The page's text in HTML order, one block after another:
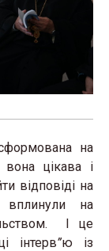
на
вона цікава і
відповіді на
вплинули на
І це
інтерв”ю із